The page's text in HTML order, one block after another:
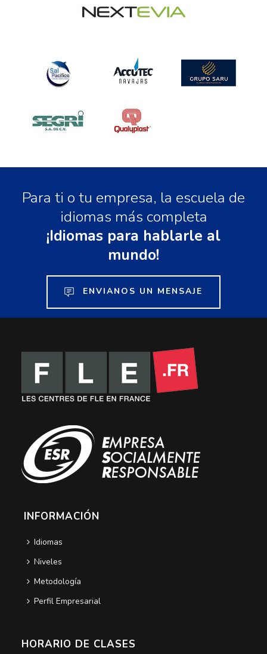
Para ti o tu empresa, la escuela de
idiomas más completa
¡Idiomas para hablarle al
mundo!
ENVIANOS UN MENSAJE
INFORMACIÓN
Idiomas
Niveles
Metodología
Perfil Empresarial
HORARIO DE CLASES